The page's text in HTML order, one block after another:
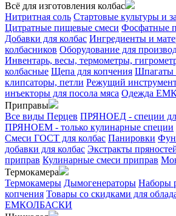
Всё для изготовления колбас
Нитритная соль Стартовые культуры и
Цитратные пищевые смеси Фосфатные
Добавки для колбас Ингредиенты и
колбасников Оборудование для
Инвентарь, весы, термометры,
колбасные Щепа для копчения Шпагаты
клипсаторы, петли Режущий
инъекторы для посола мяса Одежда
Приправы
Все виды Перцев ПРЯНОЕД - специи
ПРЯНОЕМ - только кулинарные специи
Смеси ГОСТ для колбас Панировки
добавки для колбас Экстракты
приправ Кулинарные смеси приправ
Термокамера
Термокамеры Дымогенераторы Наборы
копчения Товары со скидками для
ЕМКОЛБАСКИ